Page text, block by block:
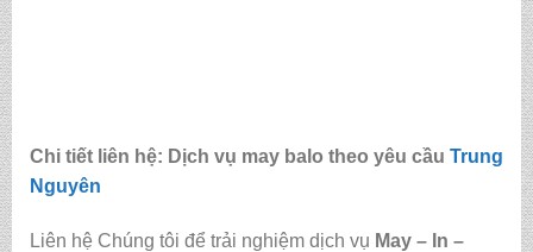
Chi tiết liên hệ: Dịch vụ may balo theo yêu cầu Trung
Nguyên
Liên hệ Chúng tôi để trải nghiệm dịch vụ May – In –